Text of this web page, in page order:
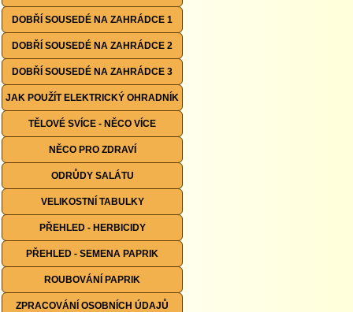
DOBŘÍ SOUSEDÉ NA ZAHRÁDCE 1
DOBŘÍ SOUSEDÉ NA ZAHRÁDCE 2
DOBŘÍ SOUSEDÉ NA ZAHRÁDCE 3
JAK POUŽÍT ELEKTRICKÝ OHRADNÍK
TĚLOVÉ SVÍCE - NĚCO VÍCE
NĚCO PRO ZDRAVÍ
ODRŮDY SALÁTU
VELIKOSTNÍ TABULKY
PŘEHLED - HERBICIDY
PŘEHLED - SEMENA PAPRIK
ROUBOVÁNÍ PAPRIK
ZPRACOVÁNÍ OSOBNÍCH ÚDAJŮ